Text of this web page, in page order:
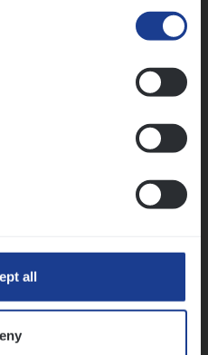
all
Volgende
dossiers én droge
in games én op het